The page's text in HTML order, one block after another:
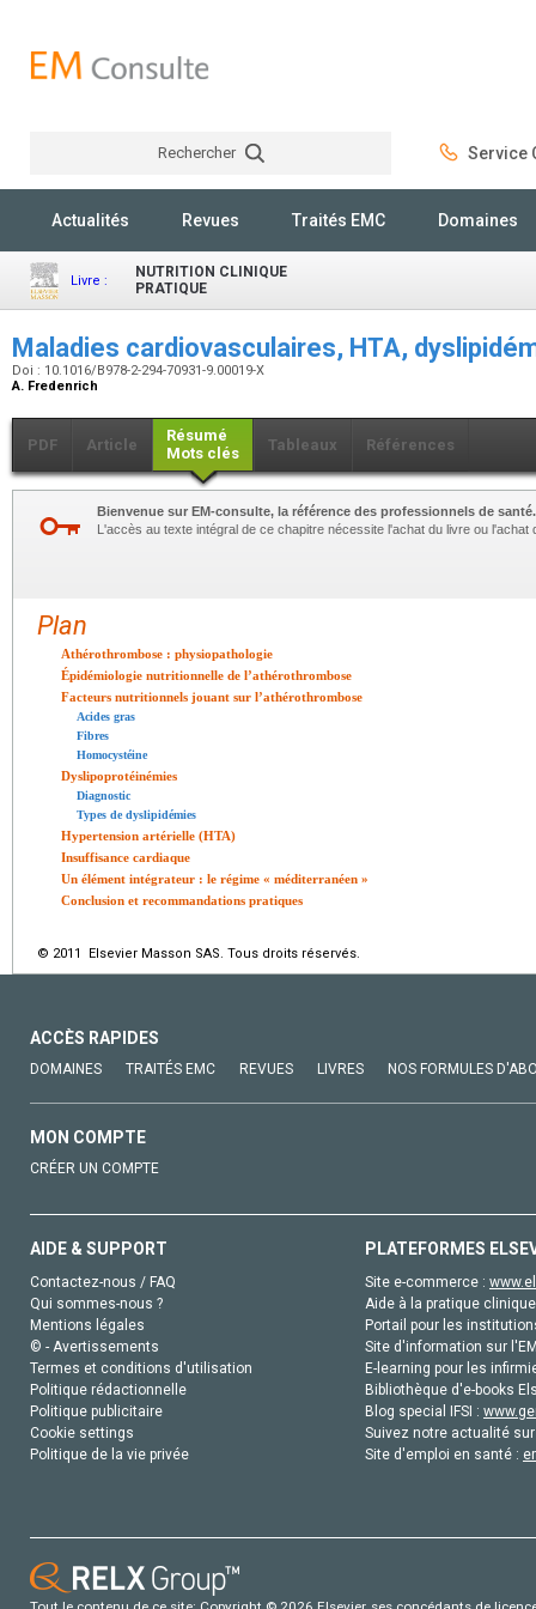
Rechercher Service
Actualités Revues Traités EMC Domaines
Livre :
NUTRITION CLINIQUE
PRATIQUE
Maladies cardiovasculaires, HTA,
Doi : 10.1016/B978-2-294-70931-9.00019-X
A. Fredenrich
PDF Article
Résumé
Mots clés
Tableaux Références
Bienvenue sur EM-consulte, la référence des professionnels de santé.
L'accès au texte intégral de ce chapitre nécessite l'achat du livre ou l'achat
Plan
Athérothrombose : physiopathologie
Épidémiologie nutritionnelle de l’athérothrombose
Facteurs nutritionnels jouant sur l’athérothrombose
Acides gras
Fibres
Homocystéine
Dyslipoprotéinémies
Diagnostic
Types de dyslipidémies
Hypertension artérielle (HTA)
Insuffisance cardiaque
Un élément intégrateur : le régime « méditerranéen »
Conclusion et recommandations pratiques
© 2011 Elsevier Masson SAS. Tous droits réservés.
ACCÈS RAPIDES
DOMAINES TRAITÉS EMC REVUES LIVRES NOS FORMULES
MON COMPTE
CRÉER UN COMPTE
AIDE & SUPPORT
Contactez-nous / FAQ
Qui sommes-nous ?
Mentions légales
© - Avertissements
Termes et conditions d'utilisation
Politique rédactionnelle
Politique publicitaire
Cookie settings
Politique de la vie privée
PLATEFORMES
Site e-commerce :
Aide à la pratique
Portail pour les
Site d'information sur
E-learning pour les
Bibliothèque d'e-books
Blog special IFSI :
Suivez notre actualité
Site d'emploi en santé :